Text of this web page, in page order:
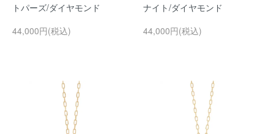
トパーズ/ダイヤモンド
44,000円(税込)
ナイト/ダイヤモンド
44,000円(税込)